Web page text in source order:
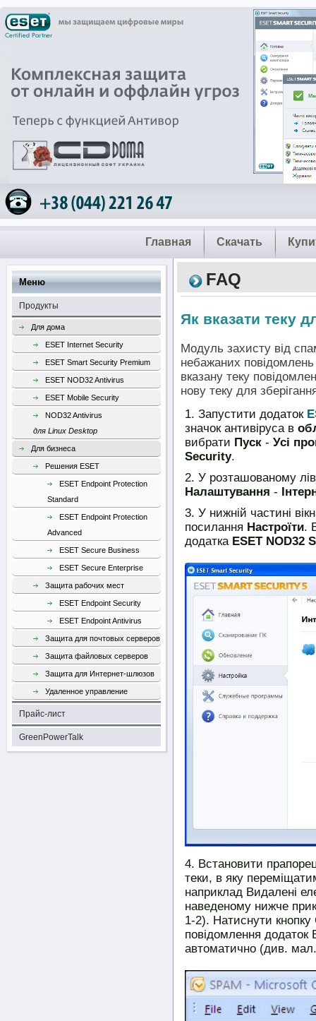
Главная Скачать
Меню
Продукты
Для дома
ESET Internet Security
ESET Smart Security Premium
ESET NOD32 Antivirus
ESET Mobile Security
NOD32 Antivirus
для Linux Desktop
Для бизнеса
Решения ESET
ESET Endpoint Protection
Standard
ESET Endpoint Protection
Advanced
ESET Secure Business
ESET Secure Enterprise
Защита рабочих мест
ESET Endpoint Security
ESET Endpoint Antivirus
Защита для почтовых серверов
Защита файловых серверов
Защита для Интернет-шлюзов
Удаленное управление
Прайс-лист
GreenPowerTalk
FAQ
Як вказати теку
Модуль захисту від
небажаних
вказану теку
нову теку для
Запустити додаток
значок антивіруса в
вибрати Пуск - Усі
Security.
У розташованому
Налаштування -
У нижній частині
посилання Настроїти.
додатка ESET NOD32
Встановити
теки, в яку
наприклад Видалені
наведеному нижче
1-2). Натиснути
повідомлення додаток
автоматично (див.